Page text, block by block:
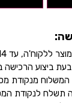
ביצוע הרכישה
המשלוח מנקודת
תשלח לנקודת